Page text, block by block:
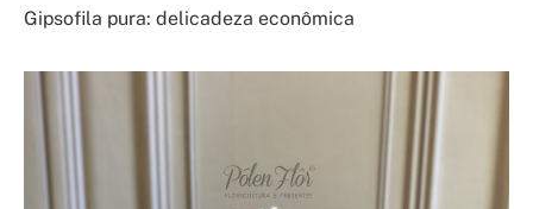
Gipsofila pura: delicadeza econômica